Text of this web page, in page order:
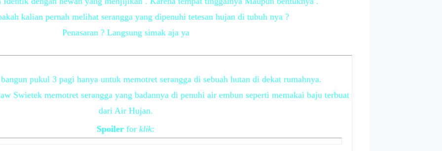
kalian pernah melihat serangga yang dipenuhi tetesan hujan di tubuh nya ?
Penasaran ? Langsung simak aja ya
pukul 3 pagi hanya untuk memotret serangga di sebuah hutan di dekat rumahnya.
Swietek memotret serangga yang badannya di penuhi air embun seperti memakai baju terbuat
dari Air Hujan.
Spoiler for klik: